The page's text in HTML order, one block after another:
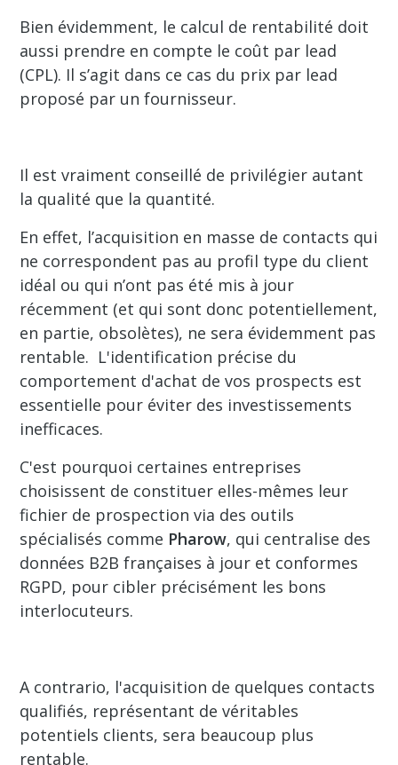
Bien évidemment, le calcul de rentabilité doit
aussi prendre en compte le coût par lead
(CPL). Il s’agit dans ce cas du prix par lead
proposé par un fournisseur.
Il est vraiment conseillé de privilégier autant
la qualité que la quantité.
En effet, l’acquisition en masse de contacts qui
ne correspondent pas au profil type du client
idéal ou qui n’ont pas été mis à jour
récemment (et qui sont donc potentiellement,
en partie, obsolètes), ne sera évidemment pas
rentable. L'identification précise du
comportement d'achat de vos prospects est
essentielle pour éviter des investissements
inefficaces.
C'est pourquoi certaines entreprises
choisissent de constituer elles-mêmes leur
fichier de prospection via des outils
spécialisés comme Pharow, qui centralise des
données B2B françaises à jour et conformes
RGPD, pour cibler précisément les bons
interlocuteurs.
A contrario, l'acquisition de quelques contacts
qualifiés, représentant de véritables
potentiels clients, sera beaucoup plus
rentable.